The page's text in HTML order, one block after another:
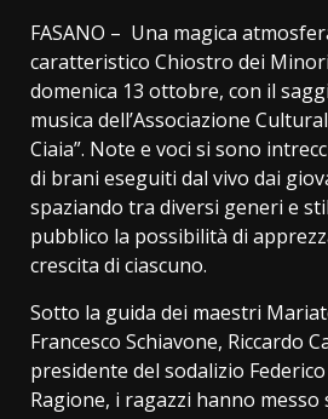
FASANO – Una magica
caratteristico Chiostro dei
domenica 13 ottobre, con il
musica dell’Associazione
Ciaia”. Note e voci si sono
di brani eseguiti dal vivo dai
spaziando tra diversi generi e
pubblico la possibilità di
crescita di ciascuno.
Sotto la guida dei maestri
Francesco Schiavone, Riccardo
presidente del sodalizio
Ragione, i ragazzi hanno